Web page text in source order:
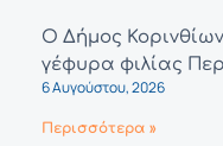
Ο Δήμος Κορινθίων
γέφυρα φιλίας
6 Αυγούστου, 2026
Περισσότερα »